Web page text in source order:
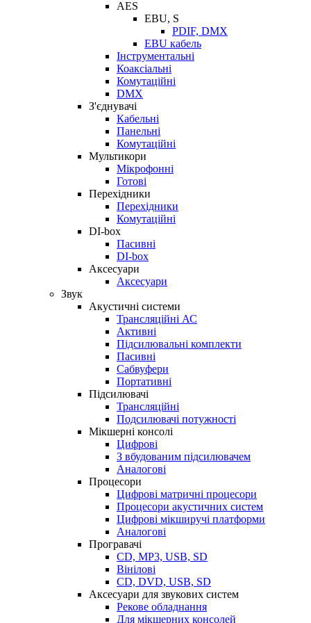
AES
EBU, S
PDIF, DMX
EBU кабель
Інструментальні
Коаксіальні
Комутаційні
DMX
З'єднувачі
Кабельні
Панельні
Комутаційні
Мультикори
Мікрофонні
Готові
Перехідники
Перехідники
Комутаційні
DI-box
Пасивні
DI-box
Аксесуари
Аксесуари
Звук
Акустичні системи
Трансляційні АС
Активні
Підсилювальні комплекти
Пасивні
Сабвуфери
Портативні
Підсилювачі
Трансляційні
Подсилювачі потужності
Мікшерні консолі
Цифрові
З вбудованим підсилювачем
Аналогові
Процесори
Цифрові матричні процесори
Процесори акустичних систем
Цифрові мікширучі платформи
Аналогові
Програвачі
CD, MP3, USB, SD
Вінілові
CD, DVD, USB, SD
Аксесуари для звукових систем
Рекове обладнання
Для мікшерних консолей